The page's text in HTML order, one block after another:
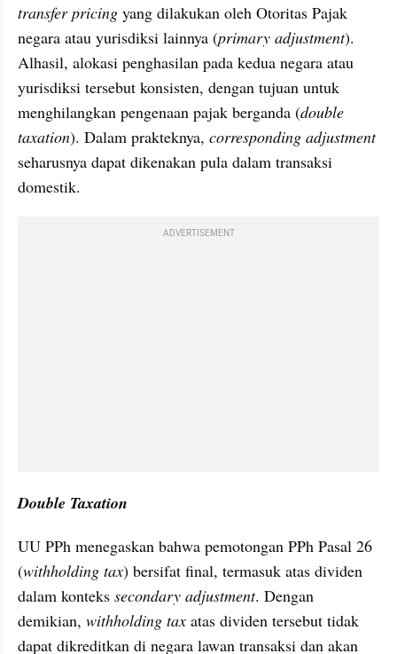
transfer pricing yang dilakukan oleh Otoritas Pajak
negara atau yurisdiksi lainnya (primary adjustment).
Alhasil, alokasi penghasilan pada kedua negara atau
yurisdiksi tersebut konsisten, dengan tujuan untuk
menghilangkan pengenaan pajak berganda (double
taxation). Dalam prakteknya,
corresponding adjustment
seharusnya dapat dikenakan pula dalam transaksi
domestik.
ADVERTISEMENT
Double Taxation
UU PPh menegaskan bahwa pemotongan PPh Pasal 26
(withholding tax) bersifat final, termasuk atas dividen
dalam konteks secondary adjustment. Dengan
demikian, withholding tax atas dividen tersebut tidak
dapat dikreditkan di negara lawan transaksi dan akan